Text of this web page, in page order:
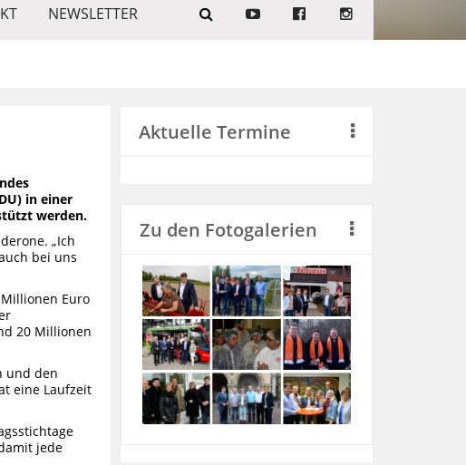
NEWSLETTER
in einer
werden.
„Ich
bei uns
Euro
20 Millionen
und den
eine Laufzeit
jede
Aktuelle Termine
Zu den Fotogalerien